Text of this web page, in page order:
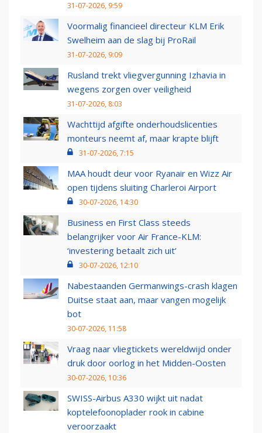
31-07-2026, 9:59
Voormalig financieel directeur KLM Erik
Swelheim aan de slag bij ProRail
31-07-2026, 9:09
Rusland trekt vliegvergunning Izhavia in
wegens zorgen over veiligheid
31-07-2026, 8:03
Wachttijd afgifte onderhoudslicenties
monteurs neemt af, maar krapte blijft
31-07-2026, 7:15
MAA houdt deur voor Ryanair en Wizz Air
open tijdens sluiting Charleroi Airport
30-07-2026, 14:30
Business en First Class steeds
belangrijker voor Air France-KLM:
‘investering betaalt zich uit’
30-07-2026, 12:10
Nabestaanden Germanwings-crash klagen
Duitse staat aan, maar vangen mogelijk
bot
30-07-2026, 11:58
Vraag naar vliegtickets wereldwijd onder
druk door oorlog in het Midden-Oosten
30-07-2026, 10:36
SWISS-Airbus A330 wijkt uit nadat
koptelefoonoplader rook in cabine
veroorzaakt